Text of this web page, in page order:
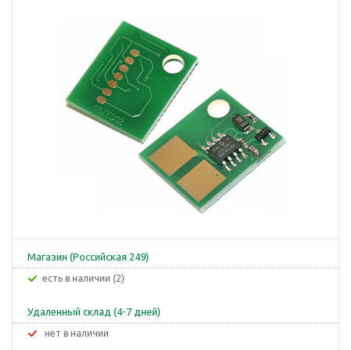
Магазин (Российская 249)
Есть в наличии (2)
Удаленный склад (4-7 дней)
Нет в наличии